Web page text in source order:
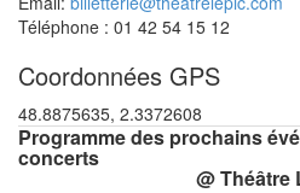
Téléphone : 01 42 54 15 12
Coordonnées GPS
48.8875635, 2.3372608
Programme des prochains
concerts
@ Théâtre